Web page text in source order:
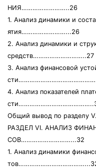
НИЯ……………………..26
1. Анализ динамики и
ятия……………………...26
2. Анализ динамики и
средств………………………..27
3. Анализ финансовой
4. Анализ показателей
Общий вывод по
РАЗДЕЛ VI. АНАЛИЗ
СОВ………………………...32
1. Анализ динамики